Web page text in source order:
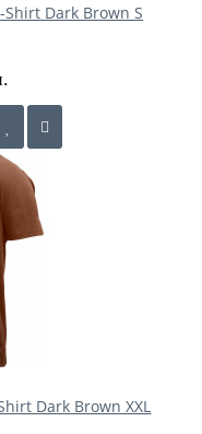
Dark Brown S
Dark Brown XXL